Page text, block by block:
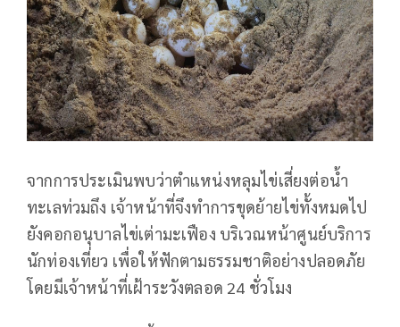
จากการประเมินพบว่าตำแหน่งหลุมไข่เสี่ยงต่อน้ำ
ทะเลท่วมถึง เจ้าหน้าที่จึงทำการขุดย้ายไข่ทั้งหมดไป
ยังคอกอนุบาลไข่เต่ามะเฟือง บริเวณหน้าศูนย์บริการ
นักท่องเที่ยว เพื่อให้ฟักตามธรรมชาติอย่างปลอดภัย
โดยมีเจ้าหน้าที่เฝ้าระวังตลอด 24 ชั่วโมง